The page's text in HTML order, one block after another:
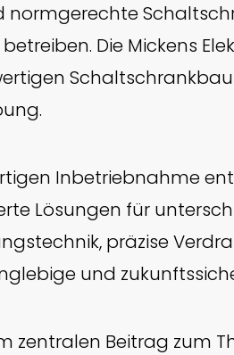
normgerechte
Die Mickens
Inbetriebnahme
Lösungen für
präzise
und
zentralen Beitrag zum